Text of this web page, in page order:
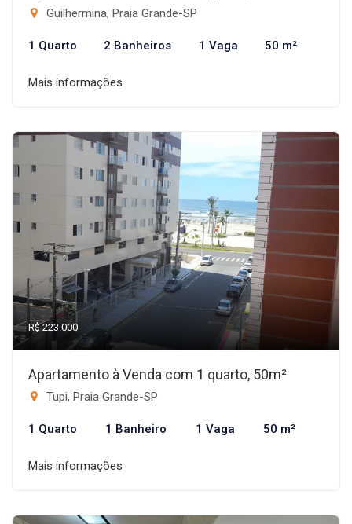
Guilhermina, Praia Grande-SP
1 Quarto 2 Banheiros 1 Vaga 50 m²
Mais informações
R$ 223.000
Apartamento à Venda com 1 quarto, 50m²
Tupi, Praia Grande-SP
1 Quarto 1 Banheiro 1 Vaga 50 m²
Mais informações